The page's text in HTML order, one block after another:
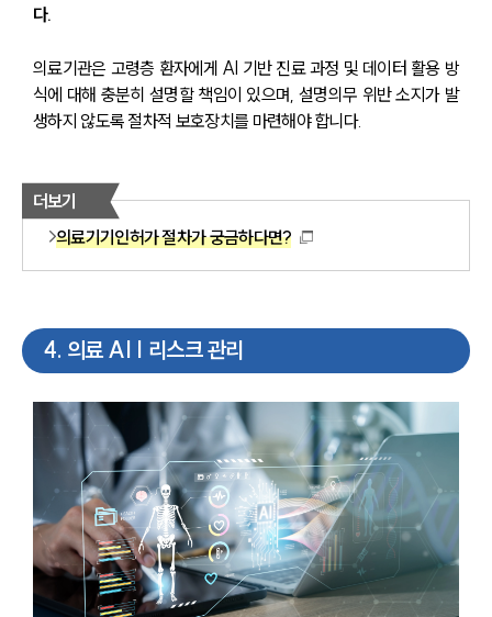
다.
의료기관은 고령층 환자에게 AI 기반 진료 과정 및 데이터 활용 방
식에 대해 충분히 설명할 책임이 있으며, 설명의무 위반 소지가 발
생하지 않도록 절차적 보호장치를 마련해야 합니다.
더보기
의료기기인허가 절차가 궁금하다면?
4. 의료 AI | 리스크 관리